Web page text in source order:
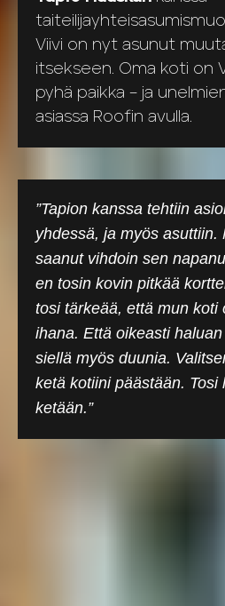
Viivi on nyt asunut
itsekseen. Oma koti on
pyhä paikka – ja
asiassa Roofin avulla.
”Tapion kanssa tehtiin
yhdessä, ja myös asuttiin.
saanut vihdoin sen
en tosin kovin pitkää
tosi tärkeää, että mun koti
ihana. Että oikeasti
siellä myös duunia.
ketä kotiini päästään. Tosi
ketään.”